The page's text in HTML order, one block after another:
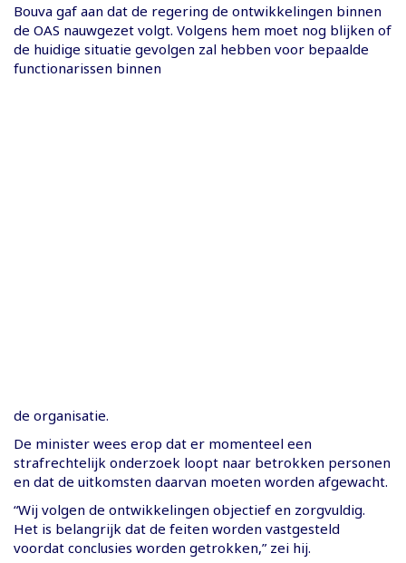
Bouva gaf aan dat de regering de ontwikkelingen binnen
de OAS nauwgezet volgt. Volgens hem moet nog blijken of
de huidige situatie gevolgen zal hebben voor bepaalde
functionarissen binnen
de organisatie.
De minister wees erop dat er momenteel een
strafrechtelijk onderzoek loopt naar betrokken personen
en dat de uitkomsten daarvan moeten worden afgewacht.
“Wij volgen de ontwikkelingen objectief en zorgvuldig.
Het is belangrijk dat de feiten worden vastgesteld
voordat conclusies worden getrokken,” zei hij.